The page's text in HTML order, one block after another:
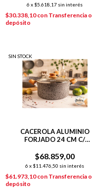
6 x $5.618,17 sin interés
$30.338,10con Transferencia o
depósito
SIN STOCK
CACEROLA ALUMINIO
FORJADO 24 CM C/
STONE
$68.859,00
6 x $11.476,50 sin interés
$61.973,10con Transferencia o
depósito